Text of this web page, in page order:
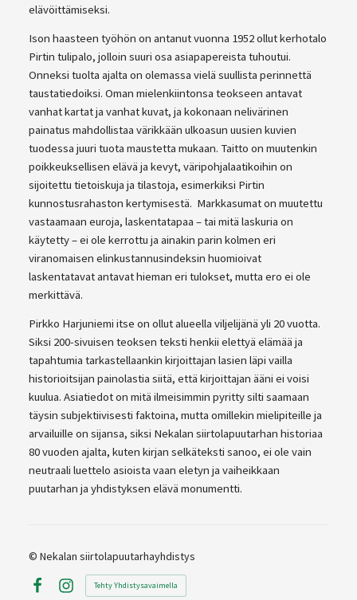
elävöittämiseksi.
Ison haasteen työhön on antanut vuonna 1952 ollut kerhotalo
Pirtin tulipalo, jolloin suuri osa asiapapereista tuhoutui.
Onneksi tuolta ajalta on olemassa vielä suullista perinnettä
taustatiedoiksi. Oman mielenkiintonsa teokseen antavat
vanhat kartat ja vanhat kuvat, ja kokonaan nelivärinen
painatus mahdollistaa värikkään ulkoasun uusien kuvien
tuodessa juuri tuota maustetta mukaan. Taitto on muutenkin
poikkeuksellisen elävä ja kevyt, väripohjalaatikoihin on
sijoitettu tietoiskuja ja tilastoja, esimerkiksi Pirtin
kunnostusrahaston kertymisestä. Markkasumat on muutettu
vastaamaan euroja, laskentatapaa – tai mitä laskuria on
käytetty – ei ole kerrottu ja ainakin parin kolmen eri
viranomaisen elinkustannusindeksin huomioivat
laskentatavat antavat hieman eri tulokset, mutta ero ei ole
merkittävä.
Pirkko Harjuniemi itse on ollut alueella viljelijänä yli 20 vuotta.
Siksi 200-sivuisen teoksen teksti henkii elettyä elämää ja
tapahtumia tarkastellaankin kirjoittajan lasien läpi vailla
historioitsijan painolastia siitä, että kirjoittajan ääni ei voisi
kuulua. Asiatiedot on mitä ilmeisimmin pyritty silti saamaan
täysin subjektiivisesti faktoina, mutta omillekin mielipiteille ja
arvailuille on sijansa, siksi Nekalan siirtolapuutarhan historiaa
80 vuoden ajalta, kuten kirjan selkäteksti sanoo, ei ole vain
neutraali luettelo asioista vaan eletyn ja vaiheikkaan
puutarhan ja yhdistyksen elävä monumentti.
© Nekalan siirtolapuutarhayhdistys
Tehty Yhdistysavaimella